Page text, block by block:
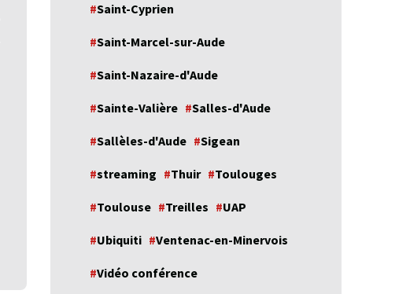
Saint-Cyprien
Saint-Marcel-sur-Aude
Saint-Nazaire-d'Aude
Sainte-Valière Salles-d'Aude
Sallèles-d'Aude Sigean
streaming Thuir Toulouges
Toulouse Treilles UAP
Ubiquiti Ventenac-en-Minervois
Vidéo conférence